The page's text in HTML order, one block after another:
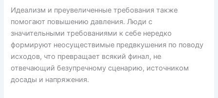
Идеализм и преувеличенные требования также
помогают повышению давления. Люди с
значительными требованиями к себе нередко
формируют неосуществимые предвкушения по поводу
исходов, что превращает всякий финал, не
отвечающий безупречному сценарию, источником
досады и напряжения.